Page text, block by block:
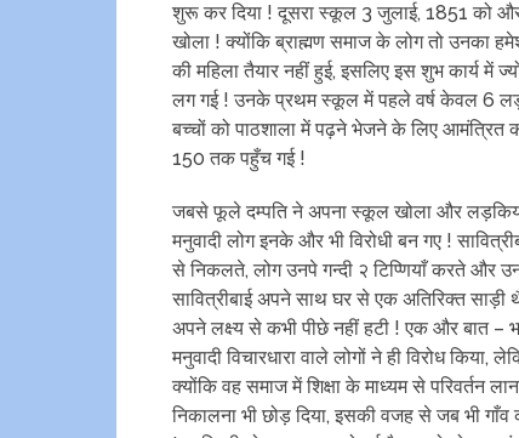
शुरू कर दिया ! दूसरा स्कूल 3 जुलाई, 1851 को
खोला ! क्योंकि ब्राह्मण समाज के लोग तो उनका
की महिला तैयार नहीं हुई, इसलिए इस शुभ कार्य में
लग गई ! उनके प्रथम स्कूल में पहले वर्ष केवल 6
बच्चों को पाठशाला में पढ़ने भेजने के लिए
150 तक पहुँच गई !
जबसे फूले दम्पति ने अपना स्कूल खोला और लड़कियों
मनुवादी लोग इनके और भी विरोधी बन गए !
से निकलते, लोग उनपे गन्दी २ टिप्णियाँ करते और
सावित्रीबाई अपने साथ घर से एक अतिरिक्त
अपने लक्ष्य से कभी पीछे नहीं हटी ! एक और बात –
मनुवादी विचारधारा वाले लोगों ने ही विरोध
क्योंकि वह समाज में शिक्षा के माध्यम से परिवर्तन
निकालना भी छोड़ दिया, इसकी वजह से जब भी